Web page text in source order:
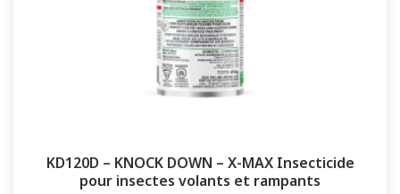
KD120D – KNOCK DOWN – X-MAX Insecticide
pour insectes volants et rampants